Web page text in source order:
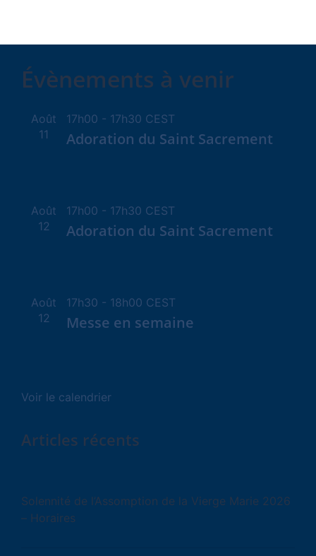
Évènements à venir
Août
11
17h00 - 17h30 CEST
Adoration du Saint Sacrement
Août
12
17h00 - 17h30 CEST
Adoration du Saint Sacrement
Août
12
17h30 - 18h00 CEST
Messe en semaine
Voir le calendrier
Articles récents
Solennité de l’Assomption de la Vierge Marie 2026
– Horaires